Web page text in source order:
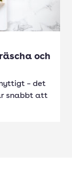
och
– det
snabbt att